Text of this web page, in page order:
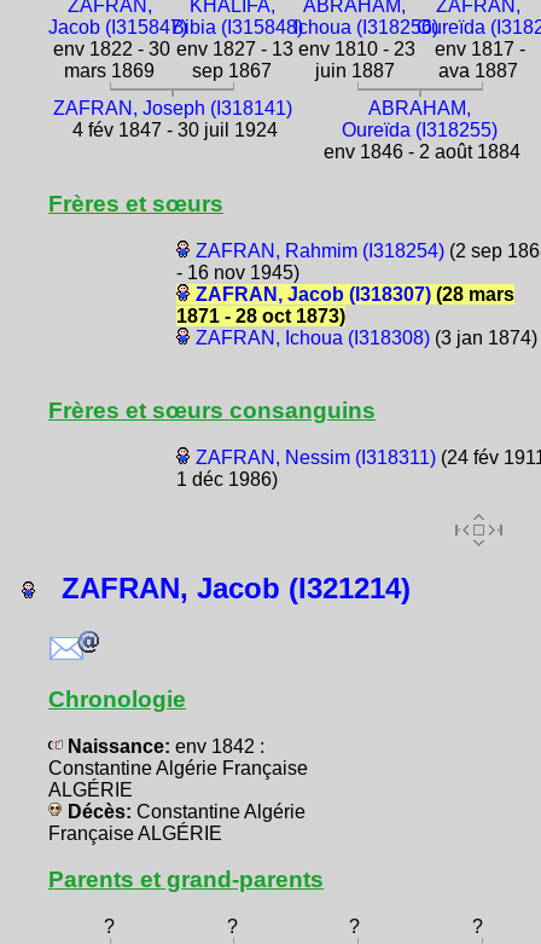
ZAFRAN,
Jacob (I315847)
env 1822 - 30
mars 1869
KHALIFA,
Bibia (I315848)
env 1827 - 13
sep 1867
ABRAHAM,
Ichoua (I318256)
env 1810 - 23
juin 1887
ZAFRAN,
Oureïda
env 1817 -
ava 1887
ZAFRAN, Joseph (I318141)
4 fév 1847 - 30 juil 1924
ABRAHAM,
Oureïda (I318255)
env 1846 - 2 août 1884
Frères et sœurs
ZAFRAN, Rahmim (I318254)(2 sep
- 16 nov 1945)
ZAFRAN, Jacob (I318307)(28 mars
1871 - 28 oct 1873)
ZAFRAN, Ichoua (I318308)(3 jan 1874)
Frères et sœurs consanguins
ZAFRAN, Nessim (I318311)(24 fév
1 déc 1986)
ZAFRAN, Jacob (I321214)
Chronologie
Naissance: env 1842 :
Constantine Algérie Française
ALGÉRIE
Décès: Constantine Algérie
Française ALGÉRIE
Parents et grand-parents
? ? ?
?